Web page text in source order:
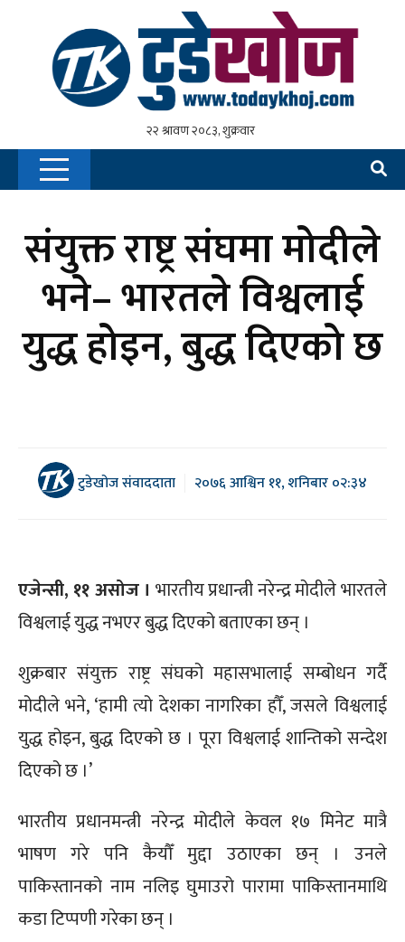
संयुक्त राष्ट्र संघमा मोदीले
भने– भारतले विश्वलाई
युद्ध होइन, बुद्ध दिएको छ
टुडेखोज संवाददाता २०७६ आश्विन ११, शनिबार ०२:३४
एजेन्सी, ११ असोज । भारतीय प्रधान्त्री नरेन्द्र मोदीले भारतले
विश्वलाई युद्ध नभएर बुद्ध दिएको बताएका छन् ।
शुक्रबार संयुक्त राष्ट्र संघको महासभालाई सम्बोधन गर्दै
मोदीले भने, ‘हामी त्यो देशका नागरिका हौँ, जसले विश्वलाई
युद्ध होइन, बुद्ध दिएको छ । पूरा विश्वलाई शान्तिको सन्देश
दिएको छ ।’
भारतीय प्रधानमन्त्री नरेन्द्र मोदीले केवल १७ मिनेट मात्रै
भाषण गरे पनि कैयौँ मुद्दा उठाएका छन् । उनले
पाकिस्तानको नाम नलिइ घुमाउरो पारामा पाकिस्तानमाथि
कडा टिप्पणी गरेका छन् ।